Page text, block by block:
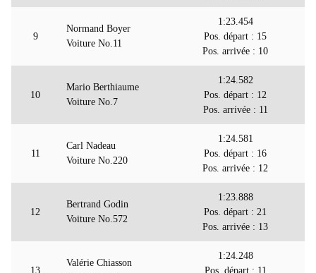
9
Normand Boyer
Voiture No.11
1:23.454
Pos. départ : 15
Pos. arrivée : 10
10
Mario Berthiaume
Voiture No.7
1:24.582
Pos. départ : 12
Pos. arrivée : 11
11
Carl Nadeau
Voiture No.220
1:24.581
Pos. départ : 16
Pos. arrivée : 12
12
Bertrand Godin
Voiture No.572
1:23.888
Pos. départ : 21
Pos. arrivée : 13
13
Valérie Chiasson
1:24.248
Pos. départ : 11